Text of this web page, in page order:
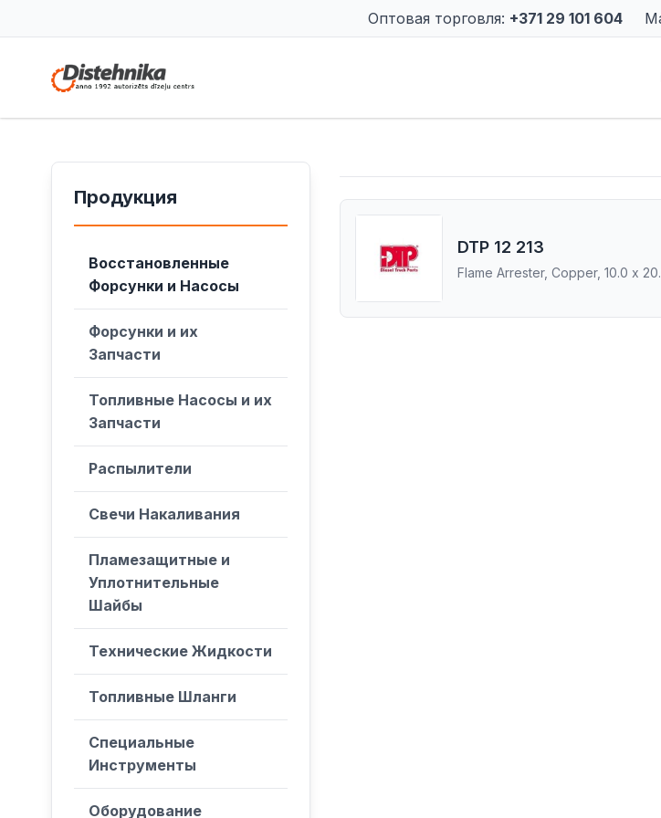
Оптовая торговля: +371 29 101 604
Продукция
Восстановленные
Форсунки и Насосы
Форсунки и их
Запчасти
Топливные Насосы и их
Запчасти
Распылители
Свечи Накаливания
Пламезащитные и
Уплотнительные
Шайбы
Технические Жидкости
Топливные Шланги
Специальные
Инструменты
Оборудование
DTP 12 213
Flame Arrester, Copper, 10.0 x